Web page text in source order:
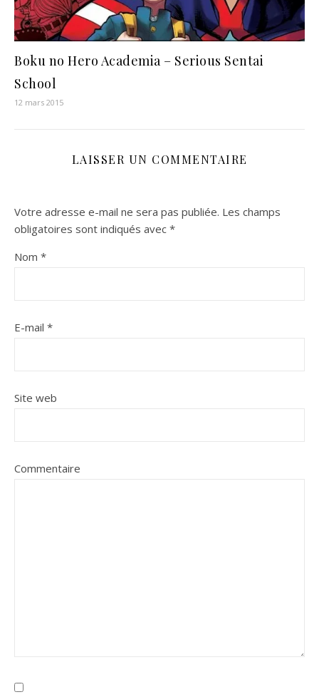
Boku no Hero Academia – Serious Sentai
School
12 mars 2015
LAISSER UN COMMENTAIRE
Votre adresse e-mail ne sera pas publiée. Les champs
obligatoires sont indiqués avec *
Nom *
E-mail *
Site web
Commentaire